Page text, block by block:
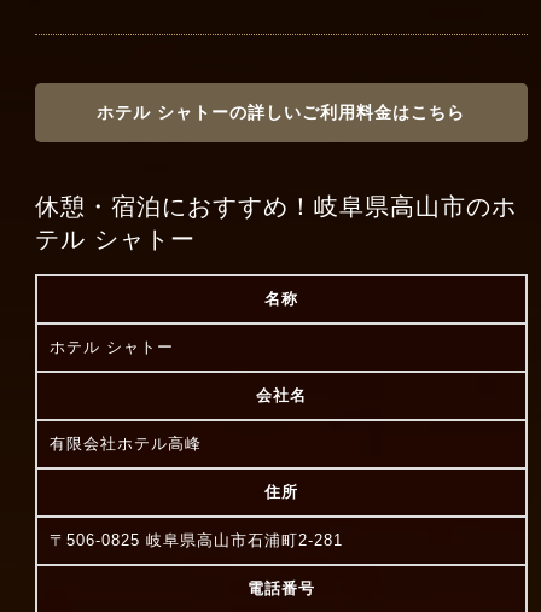
ホテル シャトーの詳しいご利用料金はこちら
休憩・宿泊におすすめ！岐阜県高山市のホ
テル シャトー
名称
ホテル シャトー
会社名
有限会社ホテル高峰
住所
〒506-0825 岐阜県高山市石浦町2-281
電話番号